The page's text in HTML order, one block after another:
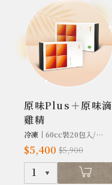
原味Plus＋原味滴
雞精
冷凍｜ 60cc裝20包入/盒.
$5,400 $5,900
1